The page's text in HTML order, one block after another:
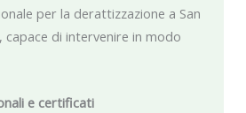
per la derattizzazione a San
capace di intervenire in modo
e certificati